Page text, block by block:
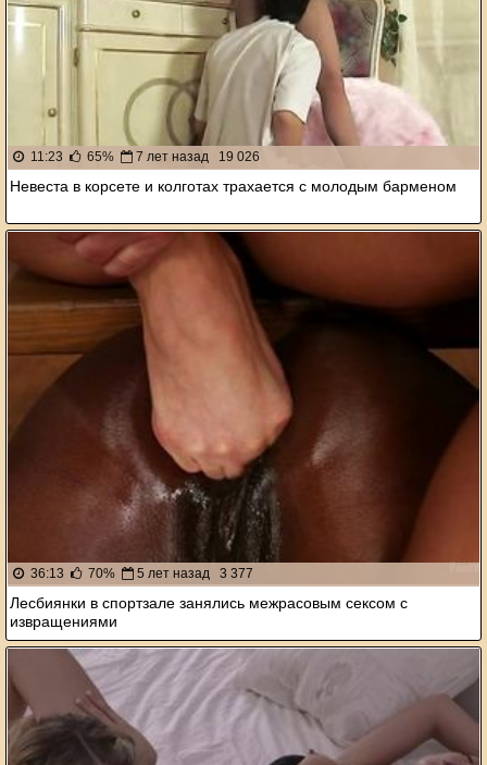
11:23 65% 7 лет назад 19 026
Невеста в корсете и колготах трахается с молодым барменом
36:13 70% 5 лет назад 3 377
Лесбиянки в спортзале занялись межрасовым сексом с
извращениями